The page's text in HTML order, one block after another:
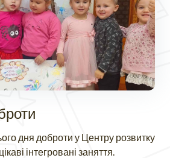
дня доброти у Центру розвитку
інтегровані заняття.